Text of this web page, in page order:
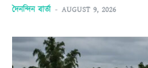
দৈনন্দিন বাৰ্তা - AUGUST 9, 2026